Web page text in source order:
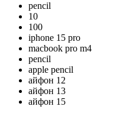
pencil
10
100
iphone 15 pro
macbook pro m4
pencil
apple pencil
айфон 12
айфон 13
айфон 15